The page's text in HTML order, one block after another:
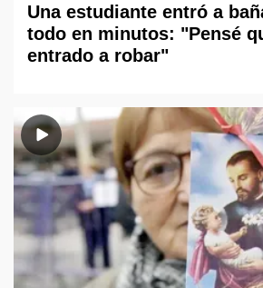
Una estudiante entró a
todo en minutos: "Pensé
entrado a robar"